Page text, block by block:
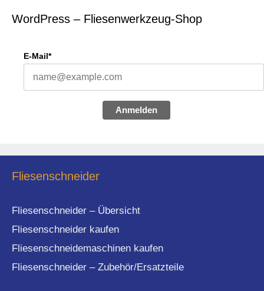
WordPress – Fliesenwerkzeug-Shop
E-Mail*
Anmelden
Fliesenschneider
Fliesenschneider – Übersicht
Fliesenschneider kaufen
Fliesenschneidemaschinen kaufen
Fliesenschneider – Zubehör/Ersatzteile